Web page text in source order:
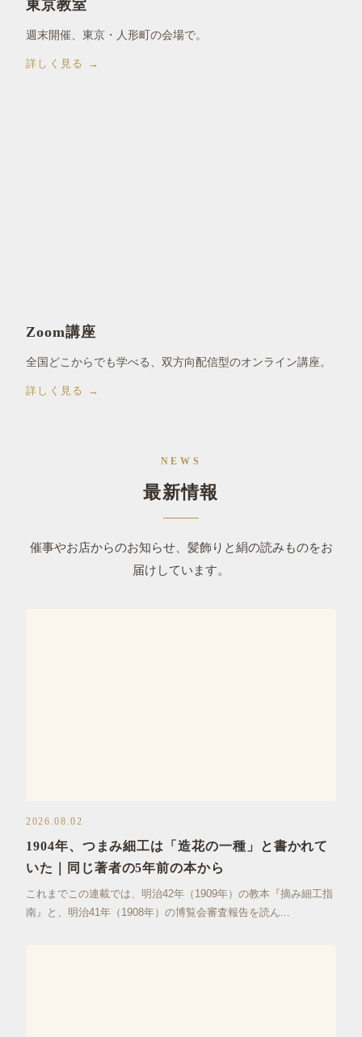
東京教室
週末開催、東京・人形町の会場で。
詳しく見る →
Zoom講座
全国どこからでも学べる、双方向配信型のオンライン講座。
詳しく見る →
NEWS
最新情報
催事やお店からのお知らせ、髪飾りと絹の読みものをお
届けしています。
2026.08.02
1904年、つまみ細工は「造花の一種」と書かれて
いた｜同じ著者の5年前の本から
これまでこの連載では、明治42年（1909年）の教本『摘み細工指
南』と、明治41年（1908年）の博覧会審査報告を読ん...